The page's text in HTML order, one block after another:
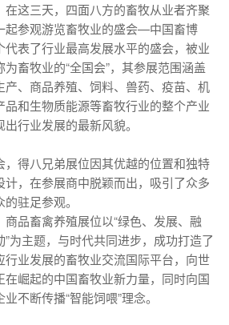
在这三天，四面八方的畜牧从业者齐聚
起参观游览畜牧业的盛会—中国畜博
代表了行业最高发展水平的盛会，被业
为畜牧业的“全国会”，其参展范围涵盖
产、商品养殖、饲料、兽药、疫苗、机
品和生物质能源等畜牧行业的整个产业
行业发展的最新风貌。
，得八兄弟展位因其优越的位置和独特
计，在参展商中脱颖而出，吸引了众多
驻足参观。
商品畜禽养殖展位以“绿色、发展、融
”为主题，与时代共同进步，成功打造了
行业发展的畜牧业交流国际平台，向世
在崛起的中国畜牧业新力量，同时向国
不断传播“智能饲喂”理念。